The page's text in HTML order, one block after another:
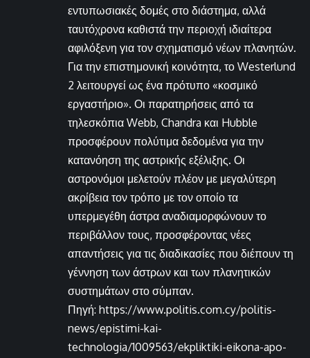
εντυπωσιακές δομές στο διάστημα, αλλά
ταυτόχρονα καθιστά την περιοχή ιδιαίτερα
αφιλόξενη για τον σχηματισμό νέων πλανητών.
Για την επιστημονική κοινότητα, το Westerlund
2 λειτουργεί ως ένα πρότυπο «κοσμικό
εργαστήριο». Οι παρατηρήσεις από τα
τηλεσκόπια Webb, Chandra και Hubble
προσφέρουν πολύτιμα δεδομένα για την
κατανόηση της αστρικής εξέλιξης. Οι
αστρονόμοι μελετούν πλέον με μεγαλύτερη
ακρίβεια τον τρόπο με τον οποίο τα
υπερμεγέθη άστρα αναδιαμορφώνουν το
περιβάλλον τους, προσφέροντας νέες
απαντήσεις για τις διαδικασίες που διέπουν τη
γέννηση των άστρων και των πλανητικών
συστημάτων στο σύμπαν.
Πηγή: https://www.politis.com.cy/politis-
news/epistimi-kai-
technologia/1009563/ekpliktiki-eikona-apo-